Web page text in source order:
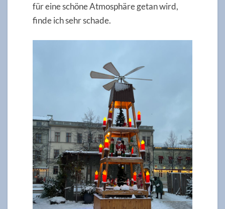
für eine schöne Atmosphäre getan wird,
finde ich sehr schade.